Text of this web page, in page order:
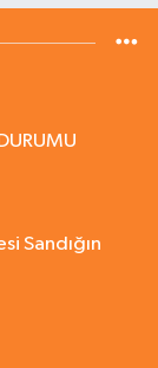
Sandığın